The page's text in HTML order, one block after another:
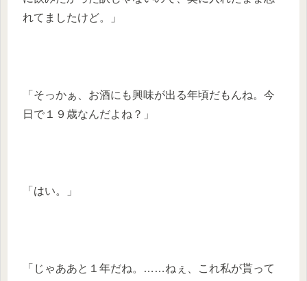
れてましたけど。」
「そっかぁ、お酒にも興味が出る年頃だもんね。今
日で１９歳なんだよね？」
「はい。」
「じゃああと１年だね。……ねぇ、これ私が貰って